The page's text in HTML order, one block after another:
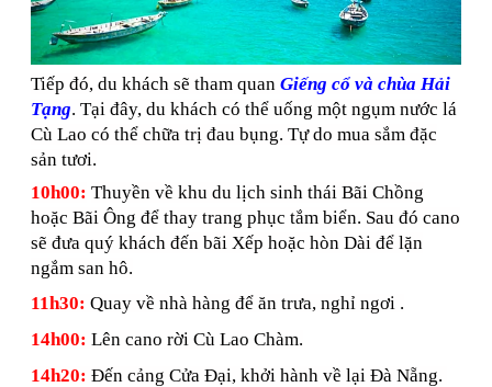
Tiếp đó, du khách sẽ tham quan Giếng cổ và chùa Hải
Tạng. Tại đây, du khách có thể uống một ngụm nước lá
Cù Lao có thể chữa trị đau bụng. Tự do mua sắm đặc
sản tươi.
10h00: Thuyền về khu du lịch sinh thái Bãi Chồng
hoặc Bãi Ông để thay trang phục tắm biển. Sau đó cano
sẽ đưa quý khách đến bãi Xếp hoặc hòn Dài để lặn
ngắm san hô.
11h30: Quay về nhà hàng để ăn trưa, nghỉ ngơi .
14h00: Lên cano rời Cù Lao Chàm.
14h20: Đến cảng Cửa Đại, khởi hành về lại Đà Nẵng.